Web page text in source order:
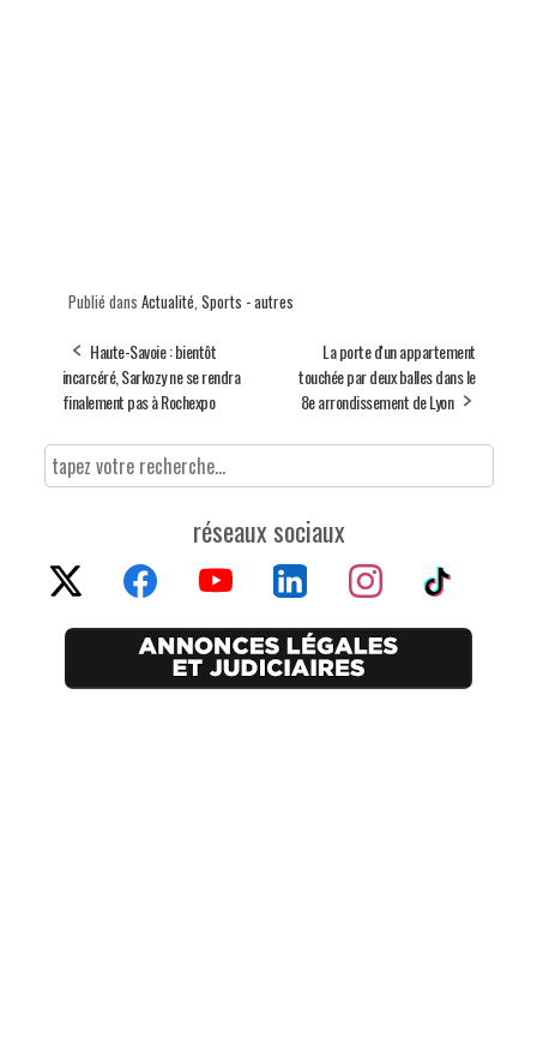
Publié dans Actualité Sports - autres
Haute-Savoie : bientôt
incarcéré, Sarkozy ne se rendra
finalement pas à Rochexpo
La porte d'un appartement
touchée par deux balles dans le
8e arrondissement de Lyon
réseaux sociaux